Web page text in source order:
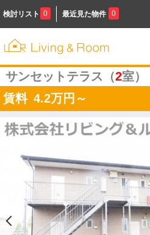
検討リスト 0 最近見た物件 0
サンセットテラス（2室）
賃料 4.2万円～